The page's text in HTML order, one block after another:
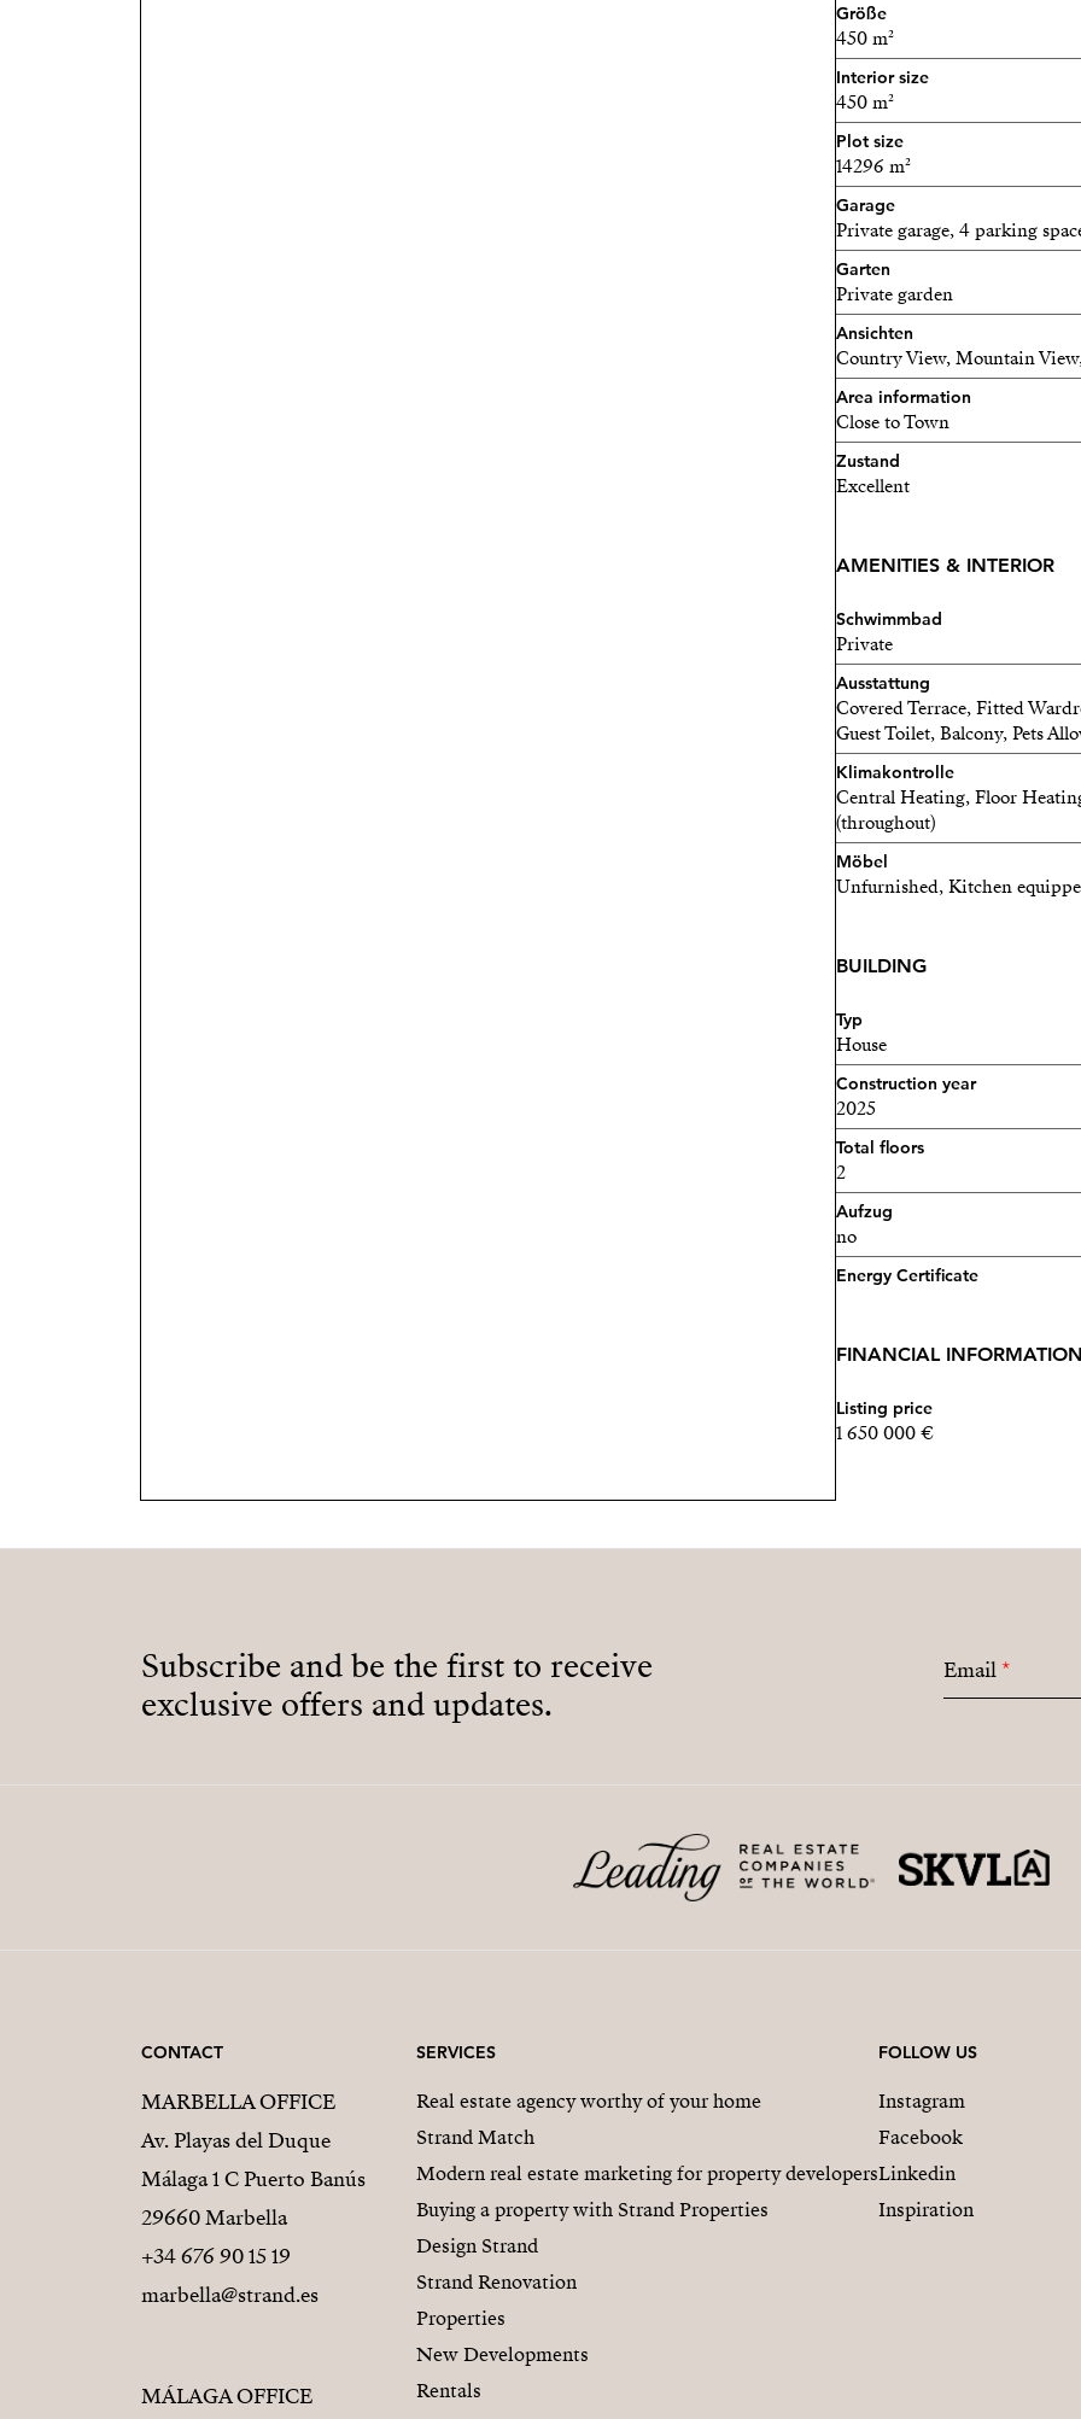
Schlafzimmer sind mit
Die Garage und der
zugänglich.
Kontaktieren Sie uns
Größe
450 m²
Interior size
450 m²
Plot size
14296 m²
Garage
Private garage, 4 parking
Garten
Private garden
Ansichten
Country View, Mountain
Area information
Close to Town
Zustand
Excellent
AMENITIES & INTERIOR
Schwimmbad
Private
Ausstattung
Covered Terrace, Fitted
Guest Toilet, Balcony, Pets
Klimakontrolle
Central Heating, Floor
(throughout)
Möbel
Unfurnished, Kitchen
BUILDING
Typ
House
Construction year
2025
Total floors
2
Aufzug
no
Energy Certificate
FINANCIAL INFORMATION
Listing price
1 650 000 €
Subscribe and be the first to receive
exclusive offers and updates.
Email*
CONTACT
MARBELLA OFFICE
Av. Playas del Duque
Málaga 1 C Puerto Banús
29660 Marbella
+34 676 90 15 19
marbella@strand.es
MÁLAGA OFFICE
SERVICES
Real estate agency worthy of your home
Strand Match
Modern real estate marketing for property developers
Buying a property with Strand Properties
Design Strand
Strand Renovation
Properties
New Developments
Rentals
FOLLOW US
Instagram
Facebook
Linkedin
Inspiration